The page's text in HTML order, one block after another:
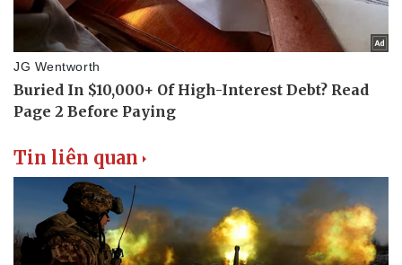
Tin liên quan